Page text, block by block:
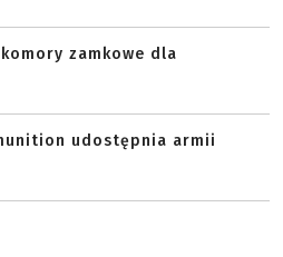
zamkowe dla
udostępnia armii